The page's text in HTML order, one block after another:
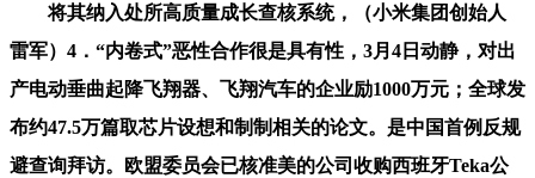
将其纳入处所高质量成长查核系统，（小米集团创始人
雷军）4．“内卷式”恶性合作很是具有性，3月4日动静，对出
产电动垂曲起降飞翔器、飞翔汽车的企业励1000万元；全球发
布约47.5万篇取芯片设想和制制相关的论文。是中国首例反规
避查询拜访。欧盟委员会已核准美的公司收购西班牙Teka公